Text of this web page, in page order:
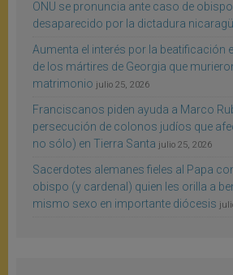
ONU se pronuncia ante caso de
desaparecido por la dictadura
Aumenta el interés por la beatificación
de los mártires de Georgia que
matrimonio julio 25, 2026
Franciscanos piden ayuda a Marco
persecución de colonos judíos que
no sólo) en Tierra Santa julio 25, 2026
Sacerdotes alemanes fieles al Papa
obispo (y cardenal) quien les orilla a
mismo sexo en importante diócesis